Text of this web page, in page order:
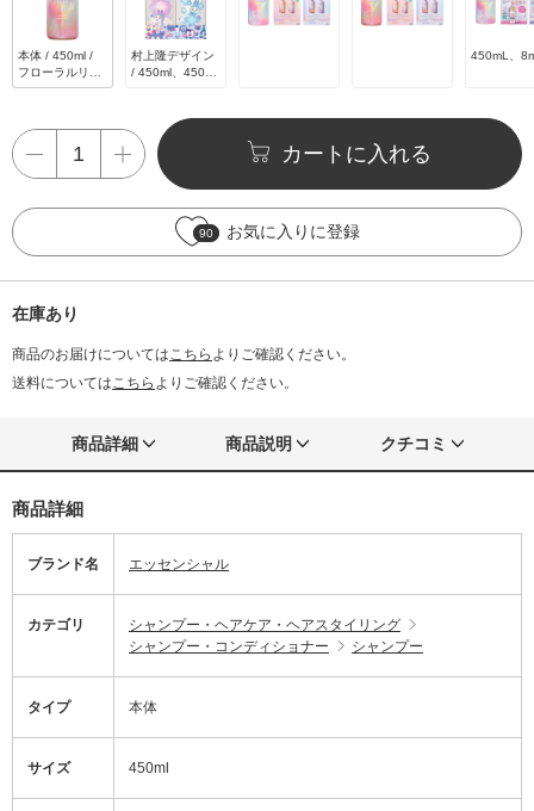
本体 / 450ml /
フローラルリュ
クスの香り
村上隆デザイン
/ 450ml、450ml
450mL、
カートに入れる
90 お気に入りに登録
在庫あり
商品のお届けについてはこちら よりご確認ください。
送料についてはこちら よりご確認ください。
商品詳細 商品説明 クチコミ
商品詳細
ブランド名 エッセンシャル
カテゴリ
シャンプー・ヘアケア・ヘアスタイリング
シャンプー・コンディショナー
シャンプー
タイプ 本体
サイズ 450ml